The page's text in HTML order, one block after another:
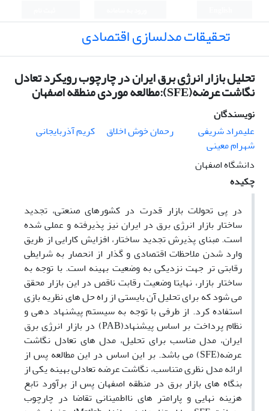
تحقیقات مدلسازی اقتصادی
تحلیل بازار انرژی برق ایران در چارچوب رویکرد تعادل
نگاشت عرضه(SFE):مطالعه موردی منطقه اصفهان
نویسندگان
علیمراد شریفی
رحمان خوش اخلاق
کریم آذربایجانی
شهرام معینی
دانشگاه اصفهان
چکیده
در پی تحولات بازار قدرت در کشورهای صنعتی، تجدید
ساختار بازار انرژی برق در ایران نیز پذیرفته و عملی شده
است. مبنای پذیرش تجدید ساختار، افزایش کارایی از طریق
وارد شدن ملاحظات اقتصادی و گذار از انحصار به شرایطی
رقابتی تر جهت نزدیکی به وضعیت بهینه است. با توجه به
ساختار بازار، نهایتا وضعیت رقابت ناقص در این بازار محقق
می شود که برای تحلیل آن بایستی از راه حل های نظریه بازی
استفاده کرد. از طرفی با توجه به سیستم پیشنهاد دهی و
نظام پرداخت بر اساس پیشنهاد(PAB) در بازار انرژی برق
ایران، مدل مناسب برای تحلیل، مدل های تعادل نگاشت
عرضه(SFE) می باشد. بر این اساس در این مطالعه پس از
ارائه مدل نظری متناسب، نگاشت عرضه تعادلی بهینه یکی از
بنگاه های بازار برق در منطقه اصفهان پس از برآورد تابع
هزینه نهایی و پارامتر های نااطمینانی تقاضا در چارچوب